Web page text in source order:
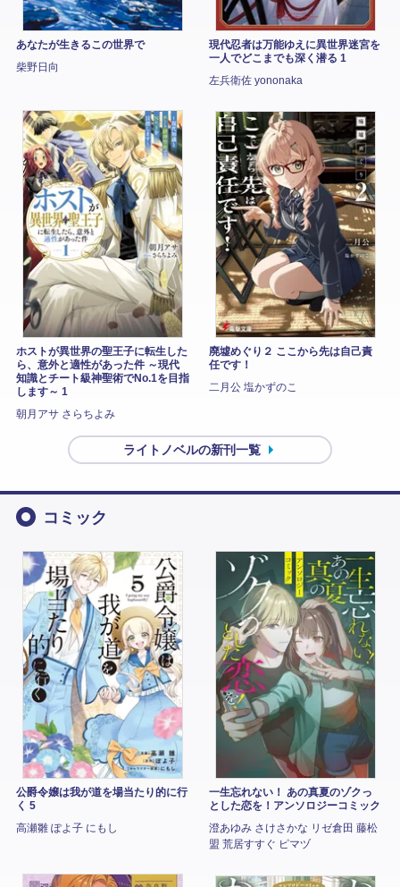
あなたが生きるこの世界で
柴野日向
現代忍者は万能ゆえに異世界迷宮を
一人でどこまでも深く潜る 1
左兵衛佐 yononaka
ホストが異世界の聖王子に転生した
ら、意外と適性があった件 ～現代
知識とチート級神聖術でNo.1を目指
します～ 1
朝月アサ さらちよみ
廃墟めぐり２ ここから先は自己責
任です！
二月公 塩かずのこ
ライトノベルの新刊一覧
コミック
公爵令嬢は我が道を場当たり的に行
く 5
高瀬雛 ぽよ子 にもし
一生忘れない！ あの真夏のゾクっ
とした恋を！アンソロジーコミック
澄あゆみ さけさかな リゼ倉田 藤松
盟 荒居すすぐ ピマヅ